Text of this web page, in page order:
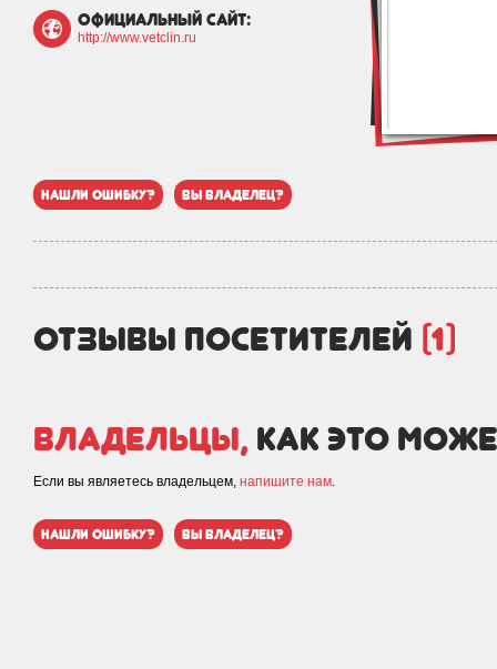
официальный сайт:
http://www.vetclin.ru
нашли ошибку? вы владелец?
отзывы посетителей (1)
Владельцы, как это
Если вы являетесь владельцем, напишите нам.
нашли ошибку? вы владелец?